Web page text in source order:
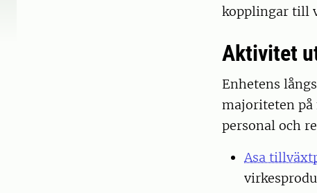
kopplingar till
Aktivitet
Enhetens
majoriteten på
personal och
Asa